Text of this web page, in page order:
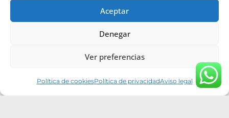
Aceptar
Denegar
Ver preferencias
Política de cookiesPolítica de privacidadAviso legal
Instagram
YoutubePinterest
Camino Puertas Maderas y Servicios Auxiliares S.L. 2026 ©
Todos los derechos reservados